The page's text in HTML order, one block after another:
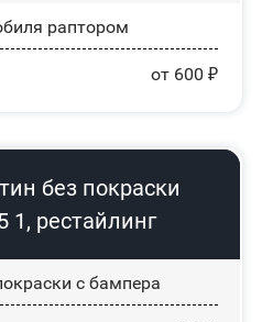
раптором
от 600 ₽
без покраски
1, рестайлинг
с бампера